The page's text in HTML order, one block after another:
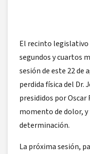
El recinto legislativo
segundos y cuartos
sesión de este 22 de
perdida física del Dr.
presididos por
momento de dolor,
determinación.
La próxima sesión,